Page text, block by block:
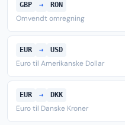
GBP → RON
Omvendt omregning
EUR → USD
Euro til Amerikanske Dollar
EUR → DKK
Euro til Danske Kroner